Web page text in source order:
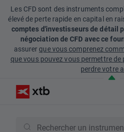
Les CFD sont des instruments
élevé de perte rapide en capital en
comptes d'investisseurs de détail
négociation de CFD avec ce
assurerque vous comprenez
que vous pouvez vous permettre
perdre votre